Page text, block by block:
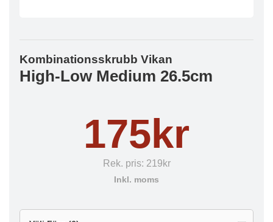
Kombinationsskrubb Vikan
High-Low Medium 26.5cm
175kr
Rek. pris: 219kr
Inkl. moms